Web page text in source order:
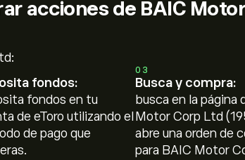
acciones de BAIC
fondos:
fondos en tu
de eToro utilizando el
de pago que
03
Busca y compra:
busca en la página
Motor Corp Ltd
abre una orden de
para BAIC Motor